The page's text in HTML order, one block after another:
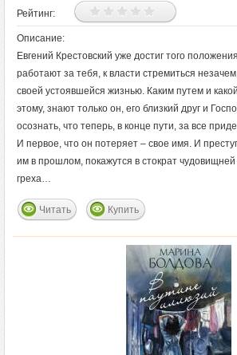
Рейтинг:
Описание:
Евгений Крестовский уже достиг того
работают за тебя, к власти стремиться
своей устоявшейся жизнью. Каким путем и
этому, знают только он, его близкий друг и
осознать, что теперь, в конце пути, за все
И первое, что он потеряет – свое имя. И
им в прошлом, покажутся в стократ
греха…
Читать Купить